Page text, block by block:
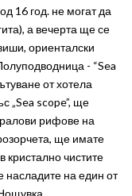
16 год. не могат да
а вечерта ще се
ориенталски
- “Sea
от хотела
„Sea scope”, ще
рифове на
ще имате
кристално чистите
насладите на един от